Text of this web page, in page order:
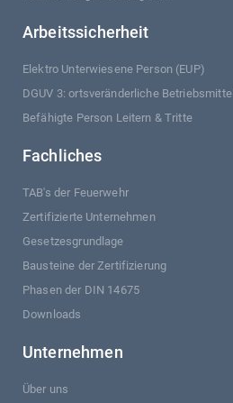
Arbeitssicherheit
Elektro Unterwiesene Person (EUP)
DGUV 3: ortsveränderliche Betriebsmittel
Befähigte Person Leitern & Tritte
Fachliches
TAB's der Feuerwehr
Zertifizierte Unternehmen
Gesetzesgrundlage
Bausteine der Zertifizierung
Phasen der DIN 14675
Downloads
Unternehmen
Über uns